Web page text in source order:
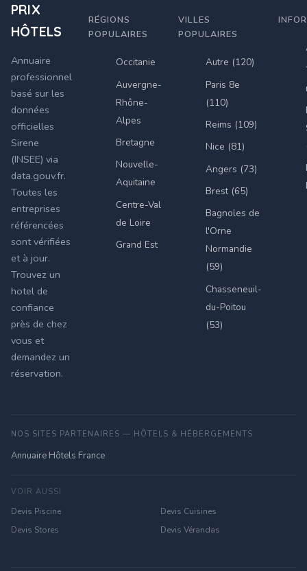
PRIX
HÔTELS
Annuaire
professionnel
basé sur les
données
officielles
Sirene
(INSEE) via
data.gouv.fr.
Toutes les
entreprises
référencées
sont vérifiées
et à jour.
Trouvez un
hotel de
confiance
près de chez
vous et
demandez un
réservation.
RÉGIONS
POPULAIRES
Occitanie
Auvergne-
Rhône-
Alpes
Bretagne
Nouvelle-
Aquitaine
Centre-Val
de Loire
Grand Est
VILLES
POPULAIRES
Autre (120)
Paris 8e
(110)
Reims (109)
Nice (81)
Angers (73)
Brest (65)
Bagnoles de
l'Orne
Normandie
(59)
Chasseneuil-
du-Poitou
(53)
NOS SITES PARTENAIRES — HÔTELS & HÉBERGEMENTS
Annuaire Hôtels France
VOIR AUSSI
Devis Piscine
Devis Cuisines
Devis Stores
Devis Vérandas